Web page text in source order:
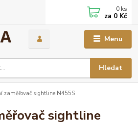
Menu
Hledat
0 ks
za 0 Kč
zaměřovač sightline N455S
sightline